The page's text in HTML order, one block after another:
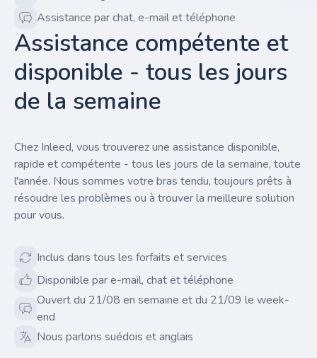
Assistance par chat, e-mail et téléphone
Assistance compétente et
disponible - tous les jours
de la semaine
Chez Inleed, vous trouverez une assistance disponible,
rapide et compétente - tous les jours de la semaine, toute
l'année. Nous sommes votre bras tendu, toujours prêts à
résoudre les problèmes ou à trouver la meilleure solution
pour vous.
Inclus dans tous les forfaits et services
Disponible par e-mail, chat et téléphone
Ouvert du 21/08 en semaine et du 21/09 le week-
end
Nous parlons suédois et anglais